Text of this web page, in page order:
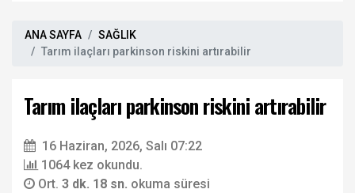
ANA SAYFA
SAĞLIK
Tarım ilaçları parkinson riskini artırabilir
Tarım ilaçları parkinson riskini artırabilir
16 Haziran, 2026, Salı 07:22
1064 kez okundu.
Ort. 3 dk. 18 sn. okuma süresi